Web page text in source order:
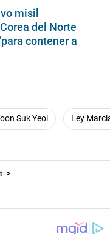
misil
del Norte
contener a
Suk Yeol Ley